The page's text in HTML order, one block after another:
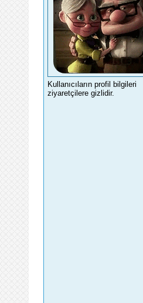
Kullanıcıların profil bilgileri
ziyaretçilere gizlidir.